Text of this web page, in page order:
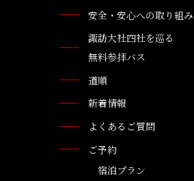
安全・安心への取り組み
諏訪大社四社を巡る
無料参拝バス
道順
新着情報
よくあるご質問
ご予約
宿泊プラン